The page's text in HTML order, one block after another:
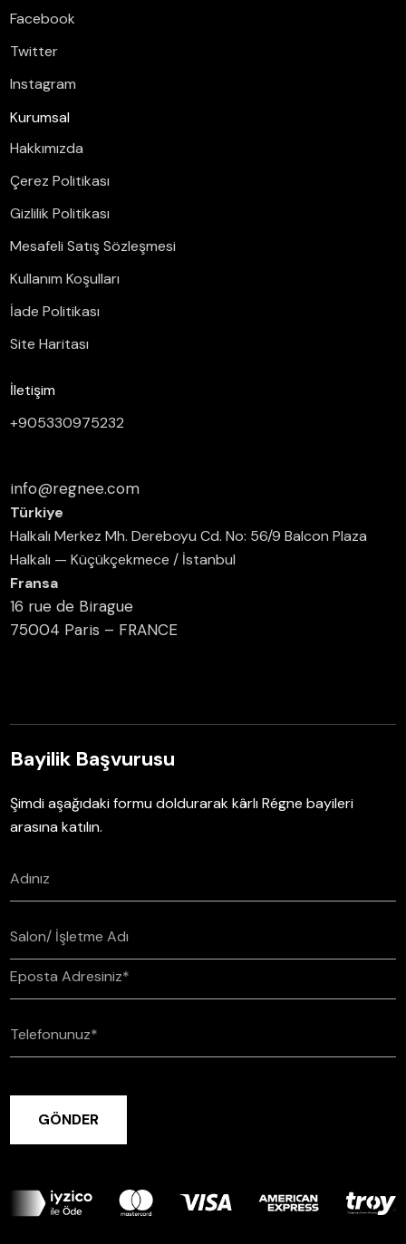
Facebook
Twitter
Instagram
Kurumsal
Hakkımızda
Çerez Politikası
Gizlilik Politikası
Mesafeli Satış Sözleşmesi
Kullanım Koşulları
İade Politikası
Site Haritası
İletişim
+905330975232
info@regnee.com
Türkiye
Halkalı Merkez Mh. Dereboyu Cd. No: 56/9 Balcon Plaza
Halkalı — Küçükçekmece / İstanbul
Fransa
16 rue de Birague
75004 Paris – FRANCE
Bayilik Başvurusu
Şimdi aşağıdaki formu doldurarak kârlı Régne bayileri
arasına katılın.